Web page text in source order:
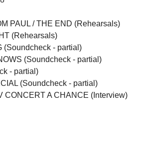
PAUL / THE END (Rehearsals)
(Rehearsals)
(Soundcheck - partial)
(Soundcheck - partial)
- partial)
(Soundcheck - partial)
CONCERT A CHANCE (Interview)